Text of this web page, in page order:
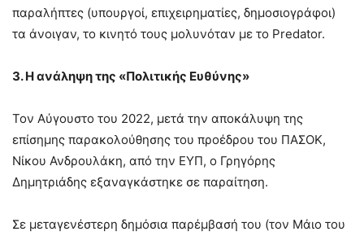
παραλήπτες (υπουργοί, επιχειρηματίες, δημοσιογράφοι)
τα άνοιγαν, το κινητό τους μολυνόταν με το Predator.
3. Η ανάληψη της «Πολιτικής Ευθύνης»
Τον Αύγουστο του 2022, μετά την αποκάλυψη της
επίσημης παρακολούθησης του προέδρου του ΠΑΣΟΚ,
Νίκου Ανδρουλάκη, από την ΕΥΠ, ο Γρηγόρης
Δημητριάδης εξαναγκάστηκε σε παραίτηση.
Σε μεταγενέστερη δημόσια παρέμβασή του (τον Μάιο του